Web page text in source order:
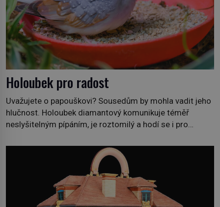
Holoubek pro radost
Uvažujete o papouškovi? Sousedům by mohla vadit jeho
hlučnost. Holoubek diamantový komunikuje téměř
neslyšitelným pípáním, je roztomilý a hodí se i pro
klidného ptáčka, který většinu dne jen posedává. Hodně
času tráví na zemi, kde sbírá zbytky semínek Jeho
domovinou je prakticky celá Austrálie s výjimkou
pobřežní oblasti. […]